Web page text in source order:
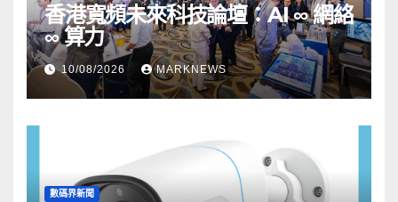
香港寬頻未來科技論壇：AI ∞ 網絡
∞ 算力
10/08/2026 MARKNEWS
數碼界新聞